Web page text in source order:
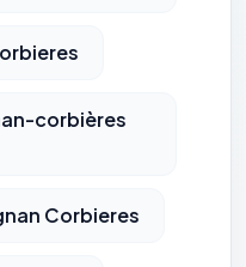
corbières
Corbieres